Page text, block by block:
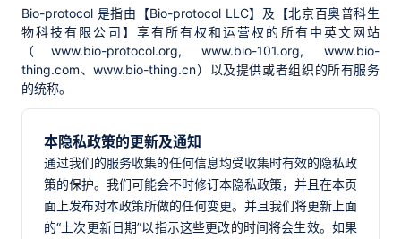
Bio-protocol 是指由【Bio-protocol LLC】及【北京百奥普科生
物科技有限公司】享有所有权和运营权的所有中英文网站
（www.bio-protocol.org, www.bio-101.org, www.bio-
thing.com、www.bio-thing.cn）以及提供或者组织的所有服务
的统称。
本隐私政策的更新及通知
通过我们的服务收集的任何信息均受收集时有效的隐私政
策的保护。我们可能会不时修订本隐私政策，并且在本页
面上发布对本政策所做的任何变更。并且我们将更新上面
的“上次更新日期”以指示这些更改的时间将会生效。如果